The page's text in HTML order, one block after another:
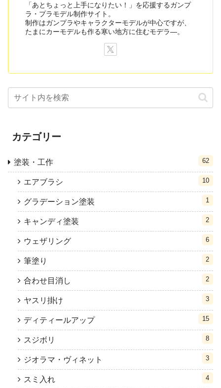
「あとちょっと上手になりたい！」を応援するガンプ
ラ・プラモデル制作サイト。
制作はガンプラやキャラクターモデルが中心ですが、
たまにカーモデルも作る寒い地方に住むモデラ―。
カテゴリー
塗装・工作 62
エアブラシ 10
グラデーション塗装 1
キャンディ塗装 2
ウェザリング 6
筆塗り 2
合わせ目消し 2
ヤスリ掛け 3
ディティールアップ 15
スジボリ 8
ジオラマ・ヴィネット 3
スミ入れ 4